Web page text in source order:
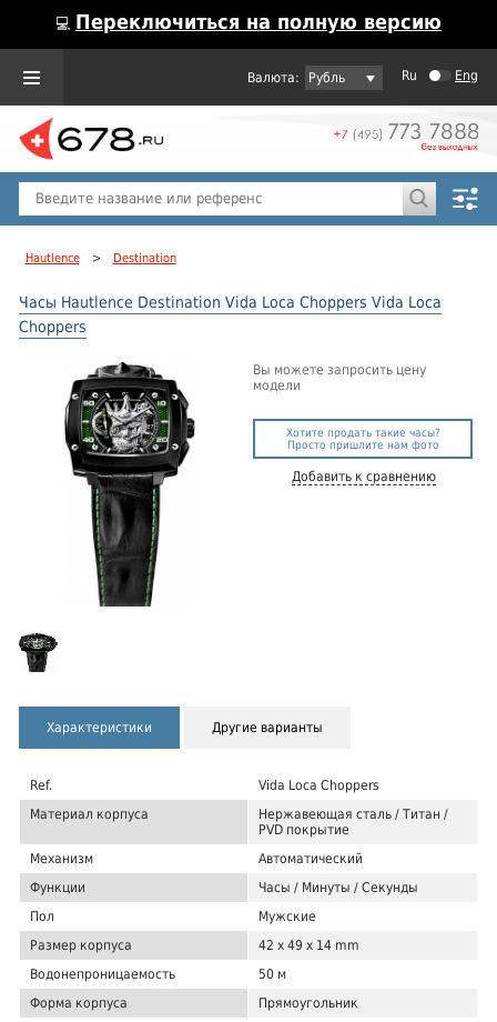
💻 Переключиться на полную версию
Рубль Ru Eng
Hautlence > Destination
Часы Hautlence Destination Vida Loca Choppers Vida Loca
Choppers
Вы можете запросить цену
модели
Хотите продать такие часы?
Просто пришлите нам фото
Добавить к сравнению
Характеристики Другие варианты
Ref.
Vida Loca Choppers
Материал корпуса
Нержавеющая сталь / Титан /
PVD покрытие
Механизм
Автоматический
Функции
Часы / Минуты / Секунды
Пол
Мужские
Размер корпуса
42 x 49 x 14 mm
Водонепроницаемость
50 м
Форма корпуса
Прямоугольник